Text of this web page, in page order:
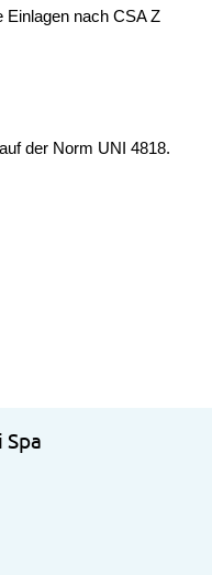
Einlagen nach CSA Z
der Norm UNI 4818.